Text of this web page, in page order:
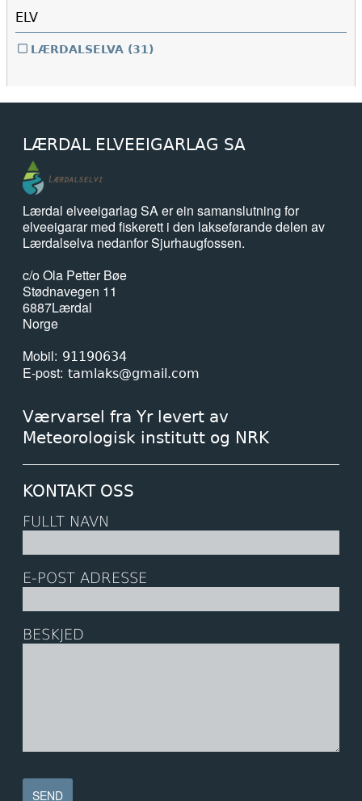
ELV
LÆRDALSELVA (31)
LÆRDAL ELVEEIGARLAG SA
Lærdal elveeigarlag SA er ein samanslutning for
elveeigarar med fiskerett i den lakseførande delen av
Lærdalselva nedanfor Sjurhaugfossen.
c/o Ola Petter Bøe
Stødnavegen 11
6887Lærdal
Norge
Mobil
91190634
E-post tamlaks@gmail.com
Værvarsel fra Yr levert av
Meteorologisk institutt og NRK
KONTAKT OSS
FULLT NAVN
E-POST ADRESSE
BESKJED